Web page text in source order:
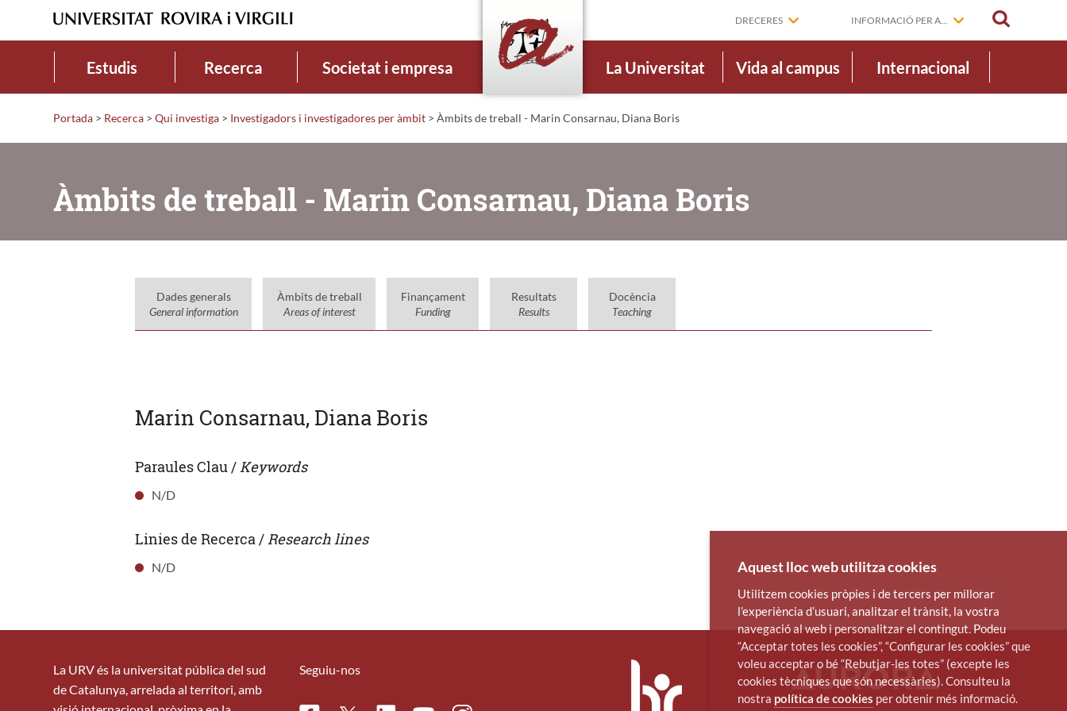
DRECERES INFORMACIÓ PER A...
Estudis Recerca Societat i empresa La Universitat Vida al campus Internacional
Portada > Recerca > Qui investiga > Investigadors i investigadores per àmbit > Àmbits de treball - Marin Consarnau, Diana Boris
Àmbits de treball - Marin Consarnau, Diana Boris
Dades generals
General information
Àmbits de treball
Areas of interest
Finançament
Funding
Resultats
Results
Docència
Teaching
Marin Consarnau, Diana Boris
Paraules Clau / Keywords
N/D
Linies de Recerca / Research lines
N/D
La URV és la universitat pública del sud
de Catalunya, arrelada al territori, amb
Seguiu-nos
Aquest lloc web utilitza cookies
Utilitzem cookies pròpies i de tercers per millorar
l’experiència d’usuari, analitzar el trànsit, la vostra
navegació al web i personalitzar el contingut. Podeu
“Acceptar totes les cookies”, “Configurar les cookies” que
voleu acceptar o bé “Rebutjar-les totes” (excepte les
cookies tècniques que són necessàries). Consulteu la
nostra política de cookies per obtenir més informació.